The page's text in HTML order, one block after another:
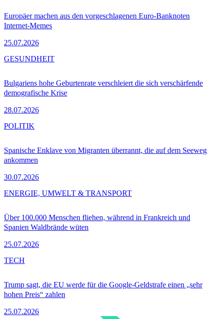
Europäer machen aus den vorgeschlagenen Euro-Banknoten
Internet-Memes
25.07.2026
Bulgariens hohe Geburtenrate verschleiert die sich verschärfende
demografische Krise
28.07.2026
GESUNDHEIT
Spanische Enklave von Migranten überrannt, die auf dem Seeweg
ankommen
30.07.2026
POLITIK
Über 100.000 Menschen fliehen, während in Frankreich und
Spanien Waldbrände wüten
25.07.2026
ENERGIE, UMWELT & TRANSPORT
Trump sagt, die EU werde für die Google-Geldstrafe einen „sehr
hohen Preis“ zahlen
25.07.2026
TECH